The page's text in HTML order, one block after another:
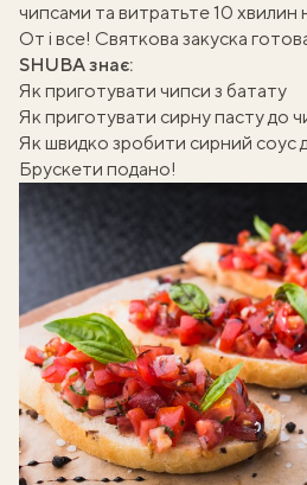
чипсами та витратьте 10 хвилин
От і все! Святкова закуска
SHUBA знає:
Як приготувати чипси з батату
Як приготувати сирну пасту до
Як швидко зробити сирний соус
Брускети подано!